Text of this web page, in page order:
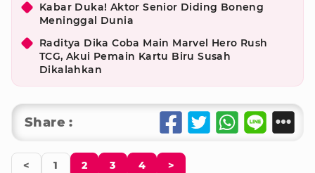
Kabar Duka! Aktor Senior Diding Boneng
Meninggal Dunia
Raditya Dika Coba Main Marvel Hero Rush
TCG, Akui Pemain Kartu Biru Susah
Dikalahkan
Share :
< 1 2 3 4 >